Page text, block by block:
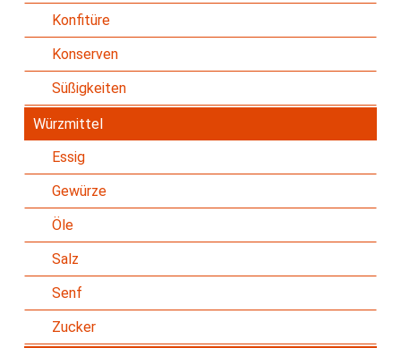
Konfitüre
Konserven
Süßigkeiten
Würzmittel
Essig
Gewürze
Öle
Salz
Senf
Zucker